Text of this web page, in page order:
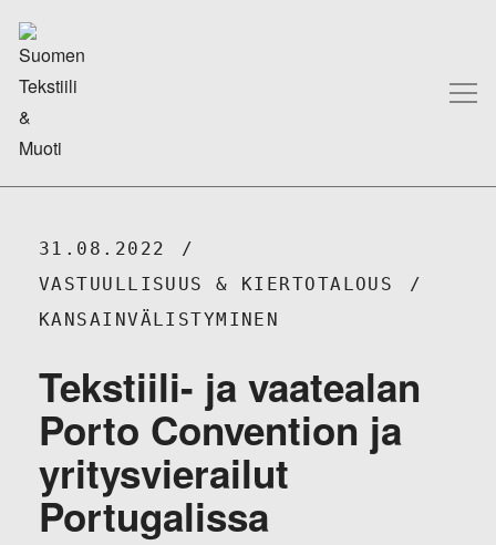
31.08.2022
VASTUULLISUUS & KIERTOTALOUS
KANSAINVÄLISTYMINEN
Tekstiili- ja vaatealan
Porto Convention ja
yritysvierailut
Portugalissa